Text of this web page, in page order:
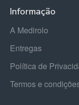
Informação
A Medirolo
Entregas
Política de
Termos e